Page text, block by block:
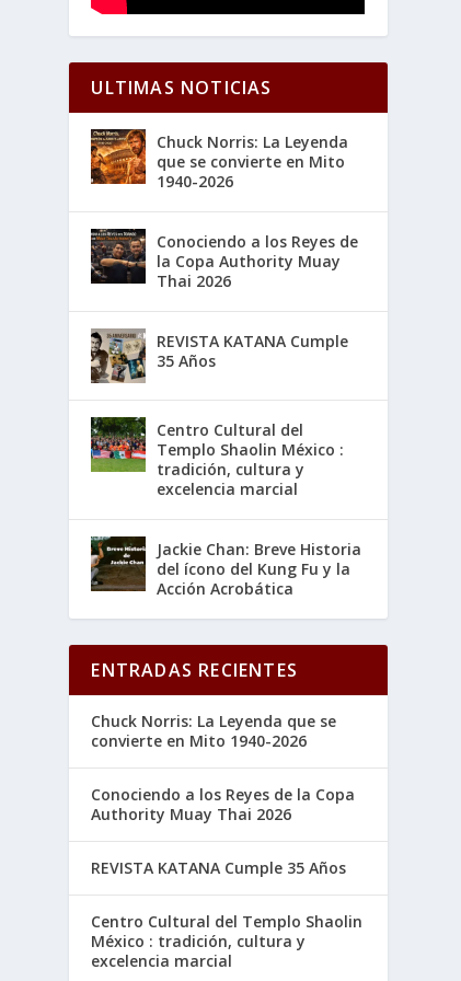
ULTIMAS NOTICIAS
Chuck Norris: La Leyenda
que se convierte en Mito
1940-2026
Conociendo a los Reyes de
la Copa Authority Muay
Thai 2026
REVISTA KATANA Cumple
35 Años
Centro Cultural del
Templo Shaolin México :
tradición, cultura y
excelencia marcial
Jackie Chan: Breve Historia
del ícono del Kung Fu y la
Acción Acrobática
ENTRADAS RECIENTES
Chuck Norris: La Leyenda que se
convierte en Mito 1940-2026
Conociendo a los Reyes de la Copa
Authority Muay Thai 2026
REVISTA KATANA Cumple 35 Años
Centro Cultural del Templo Shaolin
México : tradición, cultura y
excelencia marcial